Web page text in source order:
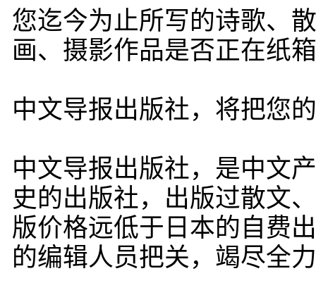
您迄今为止所写的诗歌、
画、摄影作品是否正在纸
中文导报出版社，将把您
中文导报出版社，是中文
史的出版社，出版过散文
版价格远低于日本的自费
的编辑人员把关，竭尽全